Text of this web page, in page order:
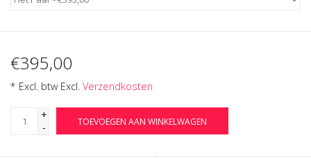
€395,00
* Excl. btw Excl. Verzendkosten
+
-
TOEVOEGEN AAN WINKELWAGEN